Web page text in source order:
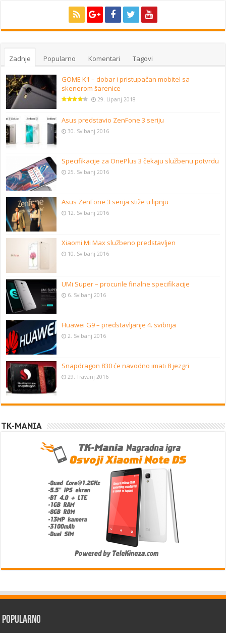
Zadnje Popularno Komentari Tagovi
GOME K1 – dobar i pristupačan mobitel sa
skenerom šarenice
29. Lipanj 2018
Asus predstavio ZenFone 3 seriju
30. Svibanj 2016
Specifikacije za OnePlus 3 čekaju službenu potvrdu
25. Svibanj 2016
Asus ZenFone 3 serija stiže u lipnju
12. Svibanj 2016
Xiaomi Mi Max službeno predstavljen
10. Svibanj 2016
UMi Super – procurile finalne specifikacije
6. Svibanj 2016
Huawei G9 – predstavljanje 4. svibnja
2. Svibanj 2016
Snapdragon 830 će navodno imati 8 jezgri
29. Travanj 2016
TK-MANIA
Popularno